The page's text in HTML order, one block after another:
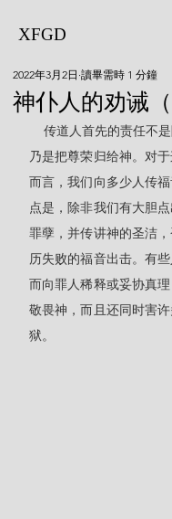
XFGD
神仆人的劝诫（
2022年3月2日 讀畢需時 1 分鐘
乃是把尊荣归给神。对
而言，我们向多少人传
点是，除非我们有大胆
罪孽，并传讲神的圣洁
历失败的福音出击。有
而向罪人稀释或妥协真
敬畏神，而且还同时害
狱。